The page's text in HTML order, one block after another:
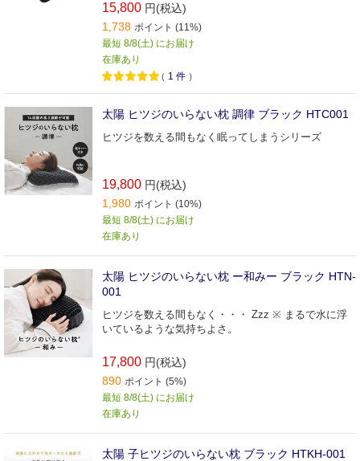
15,800 円(税込)
1,738 ポイント (11%)
最短 8/8(土) にお届け
在庫あり
（ 1 件 ）
太陽 ヒツジのいらない枕 調律 ブラック HTC001
ヒツジを数える間もなく眠ってしまうシリーズ
19,800 円(税込)
1,980 ポイント (10%)
最短 8/8(土) にお届け
在庫あり
太陽 ヒツジのいらない枕 ー和みー ブラック HTN-
001
ヒツジを数える間もなく・・・ Zzz ※ まるで水に浮
いているような気持ちよさ。
17,800 円(税込)
890 ポイント (5%)
最短 8/8(土) にお届け
在庫あり
太陽 子ヒツジのいらない枕 ブラック HTKH-001